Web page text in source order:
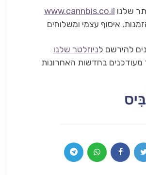
שלנו www.cannbis.co.il
איסוף עצמי ומשלוחים
להירשם לניוזלטר שלנו
מעודכנים בחדשות האחרונות